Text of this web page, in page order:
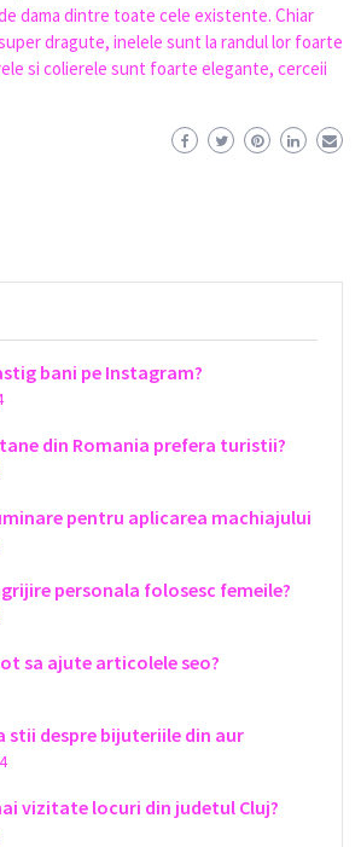
dama dintre toate cele existente. Chiar
dragute, inelele sunt la randul lor foarte
si colierele sunt foarte elegante, cerceii
bani pe Instagram?
din Romania prefera turistii?
pentru aplicarea machiajului
personala folosesc femeile?
sa ajute articolele seo?
stii despre bijuteriile din aur
vizitate locuri din judetul Cluj?